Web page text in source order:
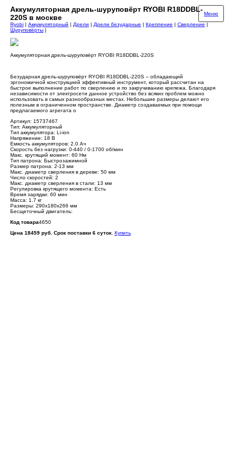
Аккумуляторная дрель-шуруповёрт RYOBI R18DDBL-
220S в москве
Меню
Ryobi | Аккумуляторный | Дрели | Дрели безударные | Крепление | Сверление |
Шуруповёрты |
Аккумуляторная дрель-шуруповёрт RYOBI R18DDBL-220S
Безударная дрель-шуруповёрт RYOBI R18DDBL-220S – обладающий
эргономичной конструкцией эффективный инструмент, который рассчитан на
быстрое выполнение работ по сверлению и по закручиванию крепежа. Благодаря
независимости от электросети данное устройство без всяких проблем можно
использовать в самых разнообразных местах. Небольшие размеры делают его
полезным в ограниченном пространстве. Диаметр создаваемых при помощи
предлагаемого агрегата о
Артикул: 15737467
Тип: Аккумуляторный
Тип аккумулятора: Li-ion
Напряжение: 18 В
Емкость аккумуляторов: 2.0 Ач
Скорость без нагрузки: 0-440 / 0-1700 об/мин
Макс. крутящий момент: 60 Нм
Тип патрона: Быстрозажимной
Размер патрона: 2-13 мм
Макс. диаметр сверления в дереве: 50 мм
Число скоростей: 2
Макс. диаметр сверления в стали: 13 мм
Регулировка крутящего момента: Есть
Время зарядки: 60 мин
Масса: 1.7 кг
Размеры: 290х180х266 мм
Бесщеточный двигатель:
Код товара4650
Цена 18459 руб. Срок поставки 6 суток. Купить